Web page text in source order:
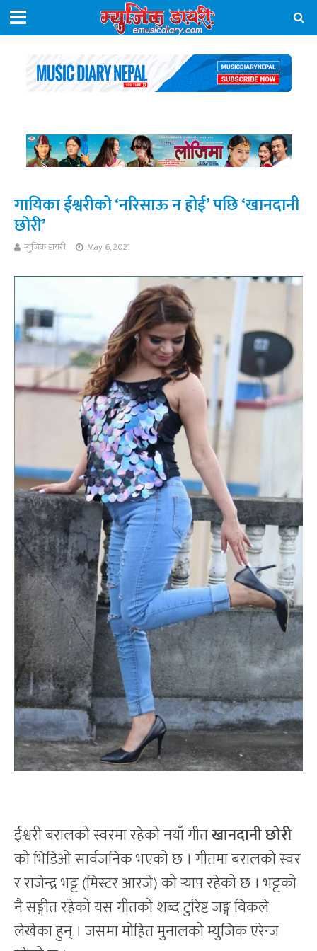
गायिका ईश्वरीको ‘नरिसाऊ न होई’ पछि ‘खानदानी
छोरी’
म्युजिक डायरी May 6, 2021
ईश्वरी बरालको स्वरमा रहेको नयाँ गीतखानदानी छोरी
को भिडिओ सार्वजनिक भएको छ । गीतमा बरालको स्वर
र राजेन्द्र भट्ट (मिस्टर आरजे) को र्‍याप रहेको छ । भट्टको
नै सङ्गीत रहेको यस गीतको शब्द टुरिष्ट जङ्ग विकले
लेखेका हुन् । जसमा मोहित मुनालको म्युजिक एरेन्ज